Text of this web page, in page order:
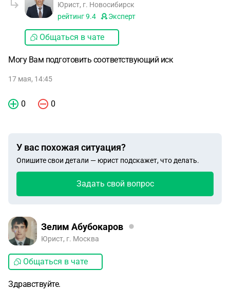
Юрист, г. Новосибирск
рейтинг9.4 Эксперт
Общаться в чате
Могу Вам подготовить соответствующий иск
17 мая, 14:45
0 0
У вас похожая ситуация?
Опишите свои детали — юрист подскажет, что делать.
Задать свой вопрос
Зелим Абубокаров
Юрист, г. Москва
Общаться в чате
Здравствуйте.